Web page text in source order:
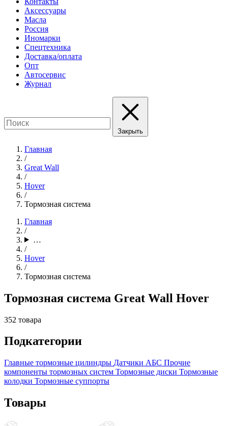
Аксессуары
Масла
Россия
Иномарки
Спецтехника
Доставка/оплата
Опт
Автосервис
Журнал
Закрыть
Главная
/
Great Wall
/
Hover
/
Тормозная система
Главная
/
…
/
Hover
/
Тормозная система
Тормозная система Great Wall Hover
352 товара
Подкатегории
Главные тормозные цилиндры Датчики АБС Прочие
компоненты тормозных систем Тормозные диски Тормозные
колодки Тормозные суппорты
Товары